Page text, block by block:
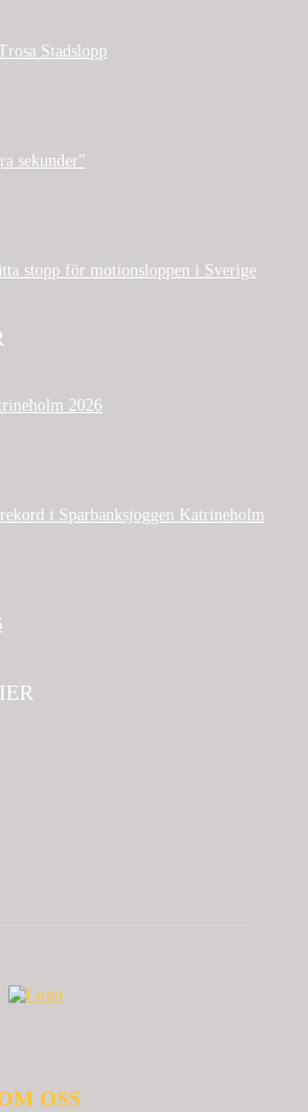
Stadslopp
sekunder”
stopp för motionsloppen i Sverige
2026
i Sparbanksjoggen Katrineholm
OSS